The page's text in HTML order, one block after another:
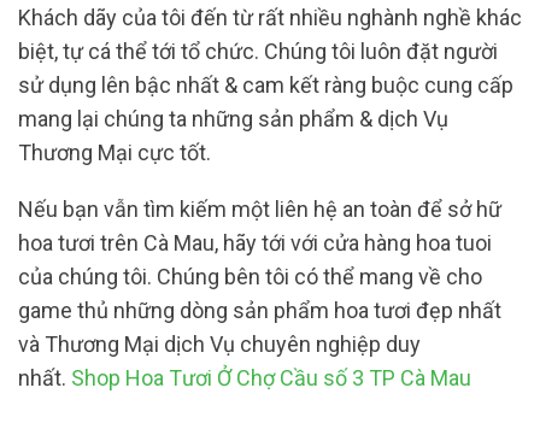
Khách dãy của tôi đến từ rất nhiều nghành nghề khác
biệt, tự cá thể tới tổ chức. Chúng tôi luôn đặt người
sử dụng lên bậc nhất & cam kết ràng buộc cung cấp
mang lại chúng ta những sản phẩm & dịch Vụ
Thương Mại cực tốt.
Nếu bạn vẫn tìm kiếm một liên hệ an toàn để sở hữ
hoa tươi trên Cà Mau, hãy tới với cửa hàng hoa tuoi
của chúng tôi. Chúng bên tôi có thể mang về cho
game thủ những dòng sản phẩm hoa tươi đẹp nhất
và Thương Mại dịch Vụ chuyên nghiệp duy
nhất. Shop Hoa Tươi Ở Chợ Cầu số 3 TP Cà Mau